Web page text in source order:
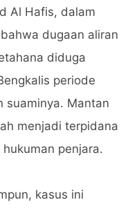
Al Hafis, dalam
dugaan aliran
diduga
periode
suaminya. Mantan
menjadi terpidana
penjara.
kasus ini